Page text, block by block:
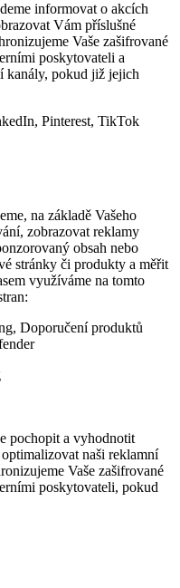
informovat o akcích
Vám příslušné
Vaše zašifrované
poskytovateli a
kanály, pokud již jejich
Pinterest, TikTok
na základě Vašeho
zobrazovat reklamy
obsah nebo
stránky či produkty a měřit
využíváme na tomto
Doporučení produktů
pochopit a vyhodnotit
naši reklamní
Vaše zašifrované
poskytovateli, pokud